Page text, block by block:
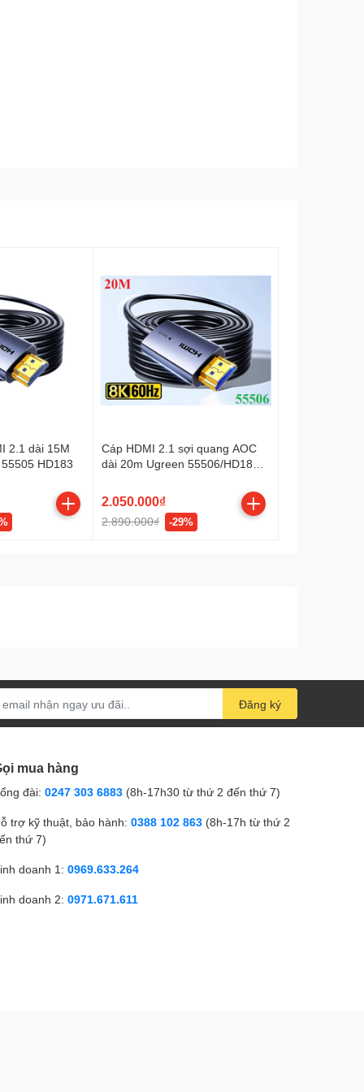
2.1 dài 15M
HD183
Cáp HDMI 2.1 sợi quang AOC
dài 20m Ugreen 55506/HD183
2.050.000₫
2.890.000₫ -29%
Đăng ký
mua hàng
đài: 0247 303 6883 (8h-17h30 từ thứ 2 đến thứ 7)
trợ kỹ thuật, bảo hành: 0388 102 863 (8h-17h từ thứ 2
thứ 7)
doanh 1: 0969.633.264
doanh 2: 0971.671.611